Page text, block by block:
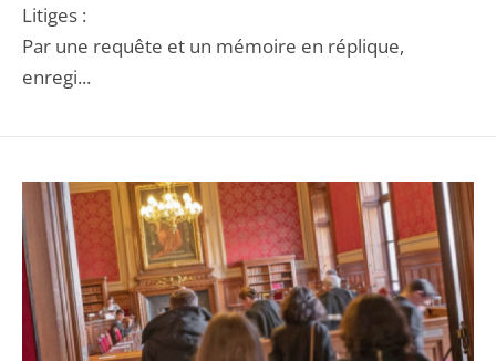
Litiges :
Par une requête et un mémoire en réplique,
enregi...